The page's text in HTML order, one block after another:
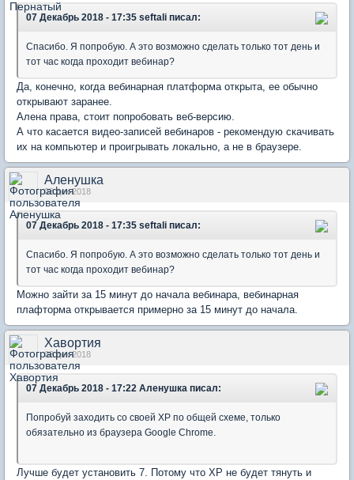
07 Декабрь 2018 - 17:35 seftali писал:
Спасибо. Я попробую. А это возможно сделать только тот день и
тот час когда проходит вебинар?
Да, конечно, когда вебинарная платформа открыта, ее обычно
открывают заранее.
Алена права, стоит попробовать веб-версию.
А что касается видео-записей вебинаров - рекомендую скачивать
их на компьютер и проигрывать локально, а не в браузере.
Аленушка
08 дек 2018
07 Декабрь 2018 - 17:35 seftali писал:
Спасибо. Я попробую. А это возможно сделать только тот день и
тот час когда проходит вебинар?
Можно зайти за 15 минут до начала вебинара, вебинарная
плафторма открывается примерно за 15 минут до начала.
Хавортия
08 дек 2018
07 Декабрь 2018 - 17:22 Аленушка писал:
Попробуй заходить со своей XP по общей схеме, только
обязательно из браузера Google Chrome.
Лучше будет установить 7. Потому что ХР не будет тянуть и